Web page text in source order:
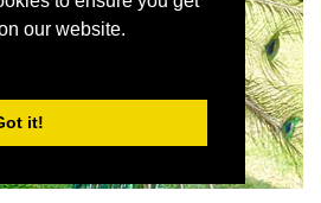
our website.
it!